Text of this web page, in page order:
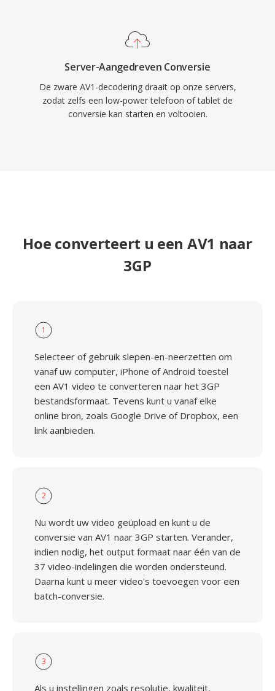
Server-Aangedreven Conversie
De zware AV1-decodering draait op onze servers,
zodat zelfs een low-power telefoon of tablet de
conversie kan starten en voltooien.
Hoe converteert u een AV1 naar
3GP
1
Selecteer of gebruik slepen-en-neerzetten om
vanaf uw computer, iPhone of Android toestel
een AV1 video te converteren naar het 3GP
bestandsformaat. Tevens kunt u vanaf elke
online bron, zoals Google Drive of Dropbox, een
link aanbieden.
2
Nu wordt uw video geüpload en kunt u de
conversie van AV1 naar 3GP starten. Verander,
indien nodig, het output formaat naar één van de
37 video-indelingen die worden ondersteund.
Daarna kunt u meer video's toevoegen voor een
batch-conversie.
3
Als u instellingen zoals resolutie, kwaliteit,